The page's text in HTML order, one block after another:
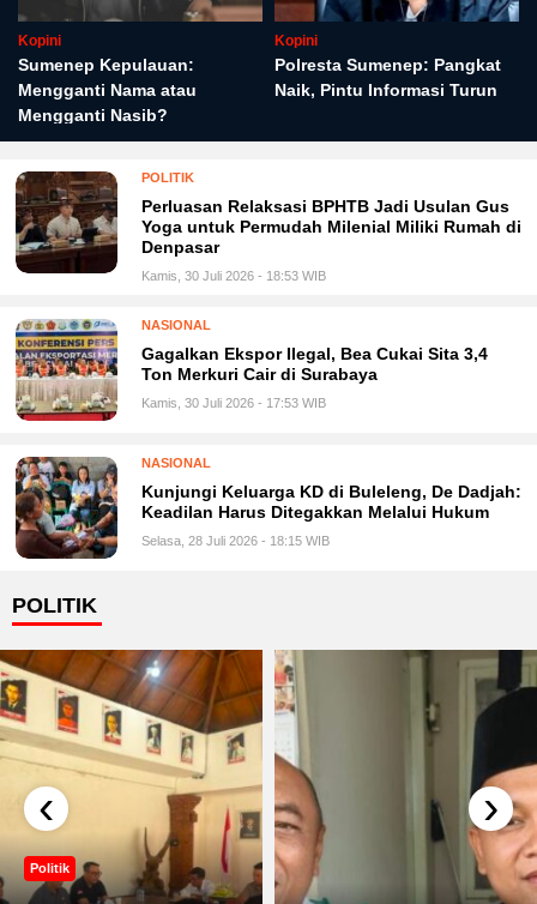
Kopini
Sumenep Kepulauan:
Mengganti Nama atau
Mengganti Nasib?
Kopini
Polresta Sumenep: Pangkat
Naik, Pintu Informasi Turun
POLITIK
Perluasan Relaksasi BPHTB Jadi Usulan Gus
Yoga untuk Permudah Milenial Miliki Rumah di
Denpasar
Kamis, 30 Juli 2026 - 18:53 WIB
NASIONAL
Gagalkan Ekspor Ilegal, Bea Cukai Sita 3,4
Ton Merkuri Cair di Surabaya
Kamis, 30 Juli 2026 - 17:53 WIB
NASIONAL
Kunjungi Keluarga KD di Buleleng, De Dadjah:
Keadilan Harus Ditegakkan Melalui Hukum
Selasa, 28 Juli 2026 - 18:15 WIB
POLITIK
Politik
‹ ›